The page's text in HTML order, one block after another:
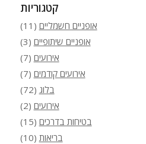
קטגוריות
אופניים חשמליים (11)
אופניים שיתופיים (3)
אירועים (7)
אירועים קודמים (7)
בלוג (72)
אירועים (2)
בטיחות בדרכים (15)
בריאות (10)